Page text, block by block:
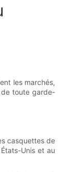
les marchés,
de toute garde-
casquettes de
Unis et au